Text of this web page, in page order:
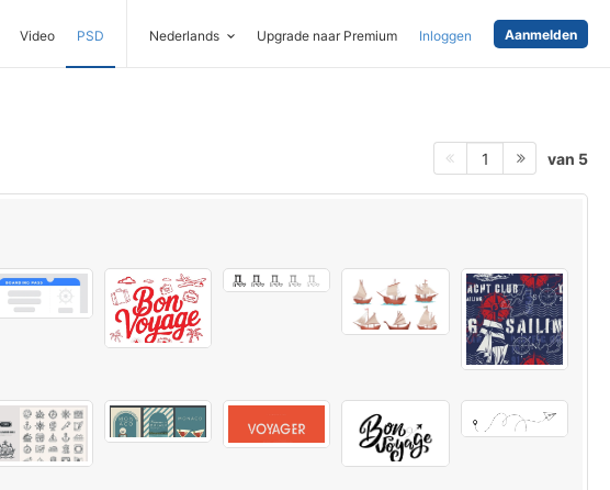
Video PSD Nederlands Upgrade naar Premium Inloggen Aanmelden
1 van 5